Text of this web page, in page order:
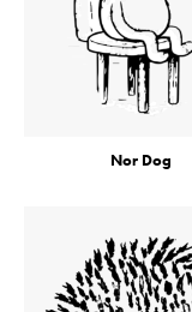
Nor Dog